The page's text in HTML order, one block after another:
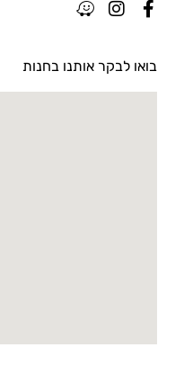
בואו לבקר אותנו בחנות